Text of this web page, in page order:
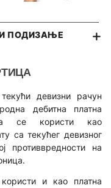
ПОДИЗАЊЕ
девизни рачун
дебитна платна
се користи као
са текућег девизног
противвредности на
и као платна